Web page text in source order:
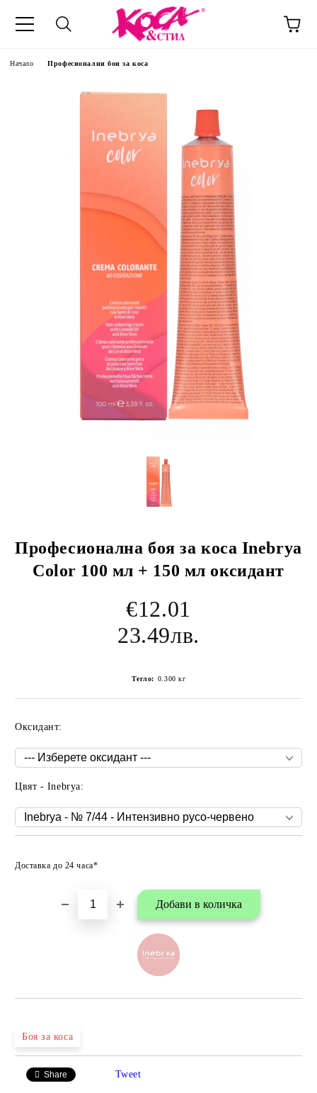
Начало Професионални бои за коса
Професионална боя за коса Inebrya
Color 100 мл + 150 мл оксидант
€12.01
23.49лв.
Тегло: 0.300 кг
Оксидант:
Цвят - Inebrya:
Доставка до 24 часа*
Боя за коса
Share Tweet